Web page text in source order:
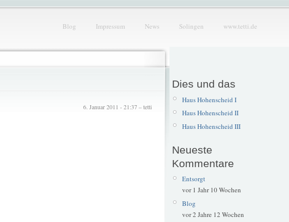
Blog Impressum News Solingen www.tetti.de
6. Januar 2011 - 21:37 – tetti
Dies und das
Haus Hohenscheid I
Haus Hohenscheid II
Haus Hohenscheid III
Neueste
Kommentare
Entsorgt
vor 1 Jahr 10 Wochen
Blog
vor 2 Jahre 12 Wochen